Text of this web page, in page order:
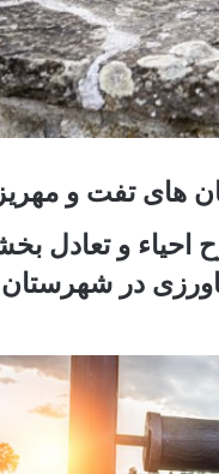
های تفت و
احیاء و تعادل
آب کشاورزی در